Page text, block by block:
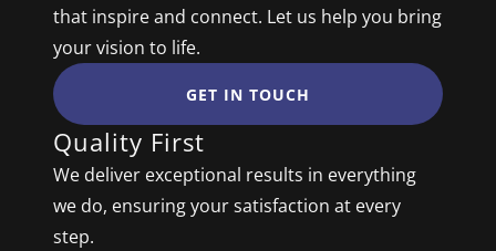
that inspire and connect. Let us help you bring
your vision to life.
GET IN TOUCH
Quality First
We deliver exceptional results in everything
we do, ensuring your satisfaction at every
step.